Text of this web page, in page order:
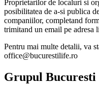
Proprietarilor de localuri si
posibilitatea de a-si publica
companiilor, completand
trimitand un email pe adresa
Pentru mai multe detalii, va
office@bucurestilife.ro
Grupul